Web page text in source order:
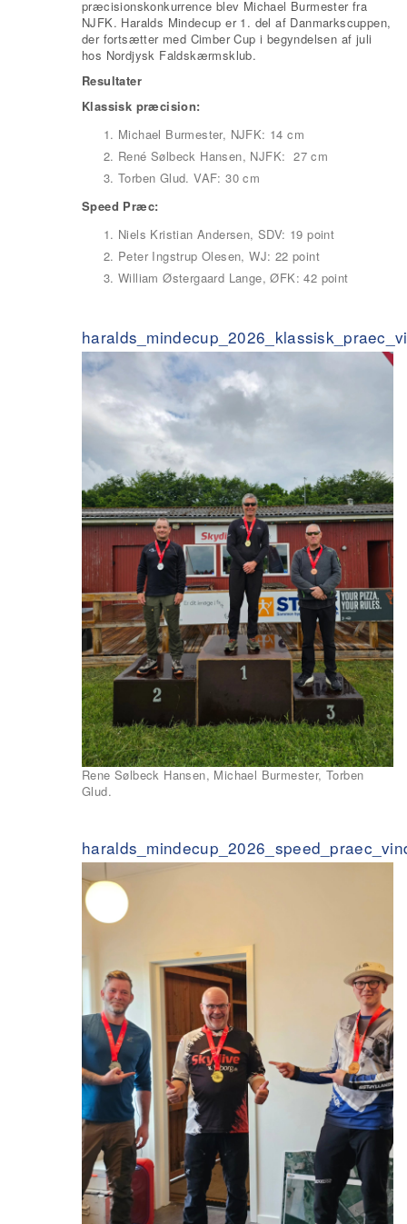
præcisionskonkurrence blev Michael Burmester fra
NJFK. Haralds Mindecup er 1. del af Danmarkscuppen,
der fortsætter med Cimber Cup i begyndelsen af juli
hos Nordjysk Faldskærmsklub.
Resultater
Klassisk præcision:
Michael Burmester, NJFK: 14 cm
René Sølbeck Hansen, NJFK: 27 cm
Torben Glud. VAF: 30 cm
Speed Præc:
Niels Kristian Andersen, SDV: 19 point
Peter Ingstrup Olesen, WJ: 22 point
William Østergaard Lange, ØFK: 42 point
Rene Sølbeck Hansen, Michael Burmester, Torben
Glud.